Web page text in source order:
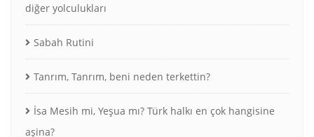
diğer yolculukları
Sabah Rutini
Tanrım, Tanrım, beni neden terkettin?
İsa Mesih mi, Yeşua mı? Türk halkı en çok hangisine
aşina?